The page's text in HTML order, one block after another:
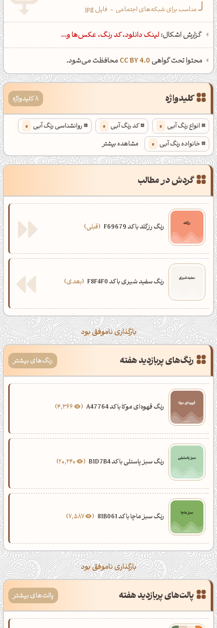
مناسب برای شبکه‌های اجتماعی - فایل jpg
گزارش اشکال: لینک دانلود، کد رنگ، عکس‌ها و...
محتوا تحت گواهیCC BY 4.0 محافظت می‌شود.
کلیدواژه 8 کلیدواژه
انواع رنگ آبی 0 کد رنگ آبی 0 روانشناسی رنگ آبی 0
خانواده رنگ آبی 0
مشاهده بیشتر
انواع رنگ آبی فیروزه‌ای 0 کد رنگ آبی فیروزه‌ای 0
روانشناسی رنگ آبی فیروزه‌ای
گردش در مطالب
رنگ رزگلد با کد F69679 قبلی
رنگ سفید شیری با کد F8F4F0 بعدی
بارگذاری ناموفق بود
رنگ‌های پربازدید هفته رنگ‌های بیشتر
رنگ قهوه‌ای موکا با کد A47764
رنگ سبز پاستلی با کد B1D7B4
رنگ سبز ماچا با کد 81B061 7,587
بارگذاری ناموفق بود
پالت‌های پربازدید هفته پالت‌های بیشتر